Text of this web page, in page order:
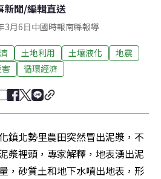
新聞/編輯直送
3月6日中國時報南縣報導
土地利用 土壤液化
地震
循環經濟
鎮北勢里農田突然冒出泥漿，不
漿裡頭，專家解釋，地表湧出泥
，砂質土和地下水噴出地表，形